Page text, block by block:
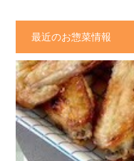
最近のお惣菜情報